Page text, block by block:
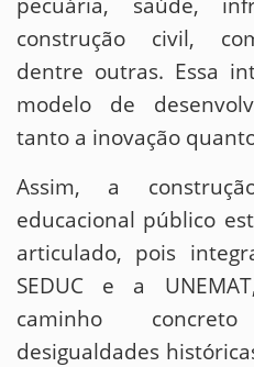
construção civil,
dentre outras. Essa
modelo de
tanto a inovação
Assim, a
educacional público
articulado, pois
SEDUC e a
caminho
desigualdades